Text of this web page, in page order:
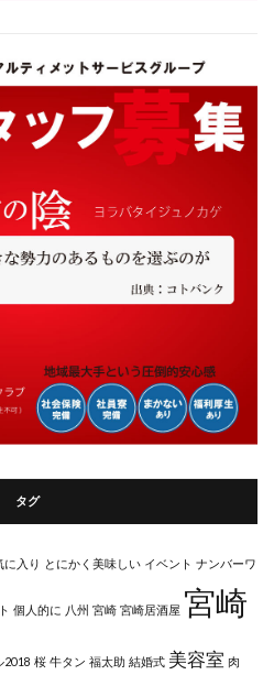
タグ
に入り とにかく美味しい イベント ナンバーワ
個人的に 八州 宮崎 宮崎居酒屋 宮崎
2018 桜 牛タン 福太助 結婚式 美容室 肉